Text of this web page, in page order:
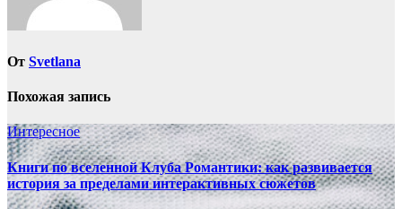
От Svetlana
Похожая запись
Интересное
Книги по вселенной Клуба Романтики: как развивается
история за пределами интерактивных сюжетов